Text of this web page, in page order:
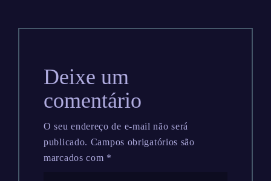
Deixe um
comentário
O seu endereço de e-mail não será
publicado. Campos obrigatórios são
marcados com *